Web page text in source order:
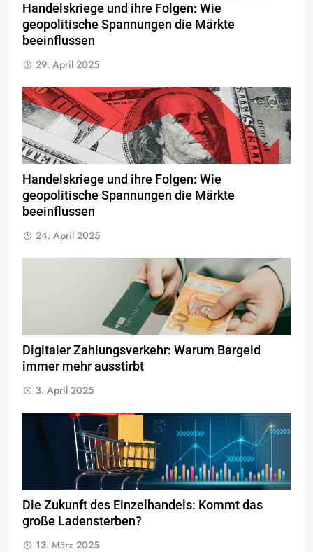
Handelskriege und ihre Folgen: Wie
geopolitische Spannungen die Märkte
beeinflussen
29. April 2025
Handelskriege und ihre Folgen: Wie
geopolitische Spannungen die Märkte
beeinflussen
24. April 2025
Digitaler Zahlungsverkehr: Warum Bargeld
immer mehr ausstirbt
3. April 2025
Die Zukunft des Einzelhandels: Kommt das
große Ladensterben?
13. März 2025